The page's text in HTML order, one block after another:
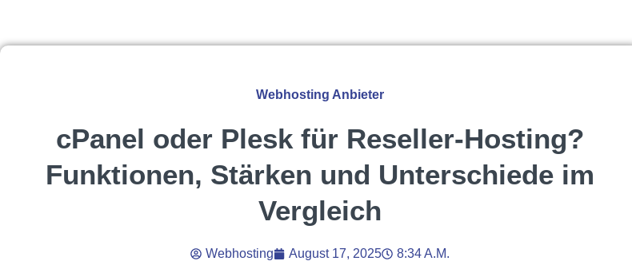
Webhosting Anbieter
cPanel oder Plesk für Reseller-Hosting?
Funktionen, Stärken und Unterschiede im
Vergleich
Webhosting August 17, 2025 8:34 A.m.